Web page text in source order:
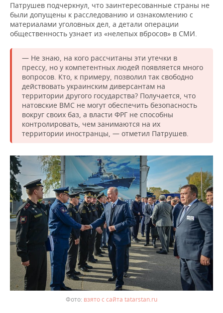
ВОДНЫЕ ВИДЫ СПОРТА
ОБРАЗОВАНИЕ
Патрушев подчеркнул, что заинтересованные страны не
были допущены к расследованию и ознакомлению с
материалами уголовных дел, а детали операции
общественность узнает из «нелепых вбросов» в СМИ.
— Не знаю, на кого рассчитаны эти утечки в
прессу, но у компетентных людей появляется много
вопросов. Кто, к примеру, позволил так свободно
действовать украинским диверсантам на
территории другого государства? Получается, что
натовские ВМС не могут обеспечить безопасность
вокруг своих баз, а власти ФРГ не способны
контролировать, чем занимаются на их
территории иностранцы, — отметил Патрушев.
взято с сайта tatarstan.ru